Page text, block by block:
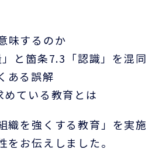
味するのか
」と箇条7.3 「認識」を混同
ある誤解
めている教育とは
織を強くする教育」を実施
をお伝えしました。